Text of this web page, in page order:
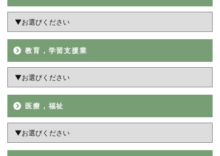
教育，学習支援業
医療，福祉